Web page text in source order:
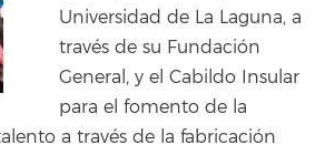
Universidad de La Laguna, a
través de su Fundación
General, y el Cabildo Insular
para el fomento de la
a través de la fabricación